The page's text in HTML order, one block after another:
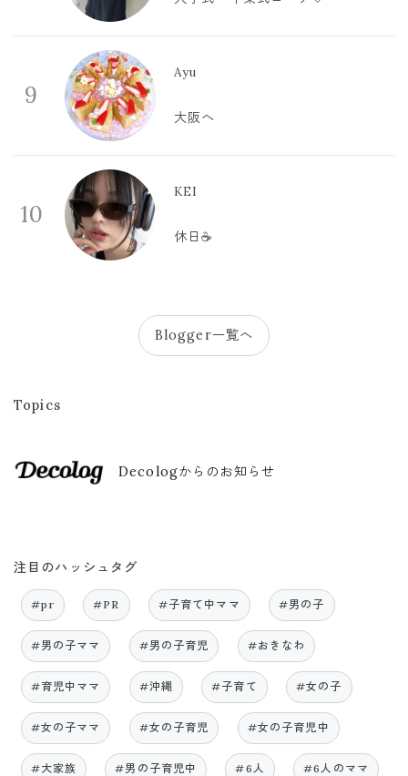
9
Ayu
大阪へ
10
KEI
休日☕️
Blogger一覧へ
Topics
Decologからのお知らせ
注目のハッシュタグ
#pr #PR #子育て中ママ #男の子
#男の子ママ #男の子育児 #おきなわ
#育児中ママ #沖縄 #子育て #女の子
#女の子ママ #女の子育児 #女の子育児中
#大家族 #男の子育児中 #6人 #6人のママ